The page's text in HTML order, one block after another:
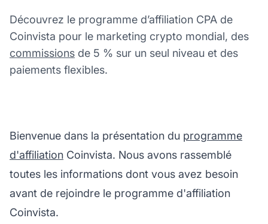
Découvrez le programme d’affiliation CPA de
Coinvista pour le marketing crypto mondial, des
commissions de 5 % sur un seul niveau et des
paiements flexibles.
Bienvenue dans la présentation du programme
d'affiliation Coinvista. Nous avons rassemblé
toutes les informations dont vous avez besoin
avant de rejoindre le programme d'affiliation
Coinvista.